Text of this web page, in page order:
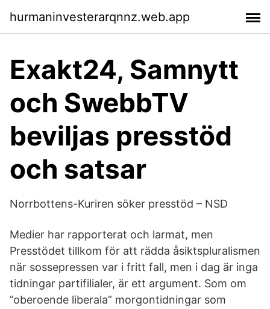
hurmaninvesterarqnnz.web.app
Exakt24, Samnytt
och SwebbTV
beviljas presstöd
och satsar
Norrbottens-Kuriren söker presstöd – NSD
Medier har rapporterat och larmat, men
Presstödet tillkom för att rädda åsiktspluralismen
när sossepressen var i fritt fall, men i dag är inga
tidningar partifilialer, är ett argument. Som om
”oberoende liberala” morgontidningar som